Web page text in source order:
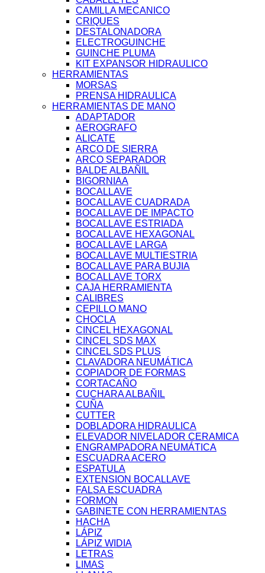
CAMILLA MECANICO
CRIQUES
DESTALONADORA
ELECTROGUINCHE
GUINCHE PLUMA
KIT EXPANSOR HIDRAULICO
HERRAMIENTAS
MORSAS
PRENSA HIDRAULICA
HERRAMIENTAS DE MANO
ADAPTADOR
AEROGRAFO
ALICATE
ARCO DE SIERRA
ARCO SEPARADOR
BALDE ALBAÑIL
BIGORNIAA
BOCALLAVE
BOCALLAVE CUADRADA
BOCALLAVE DE IMPACTO
BOCALLAVE ESTRIADA
BOCALLAVE HEXAGONAL
BOCALLAVE LARGA
BOCALLAVE MULTIESTRIA
BOCALLAVE PARA BUJIA
BOCALLAVE TORX
CAJA HERRAMIENTA
CALIBRES
CEPILLO MANO
CHOCLA
CINCEL HEXAGONAL
CINCEL SDS MAX
CINCEL SDS PLUS
CLAVADORA NEUMÁTICA
COPIADOR DE FORMAS
CORTACAÑO
CUCHARA ALBAÑIL
CUÑA
CUTTER
DOBLADORA HIDRAULICA
ELEVADOR NIVELADOR CERAMICA
ENGRAMPADORA NEUMÁTICA
ESCUADRA ACERO
ESPATULA
EXTENSION BOCALLAVE
FALSA ESCUADRA
FORMON
GABINETE CON HERRAMIENTAS
HACHA
LÁPIZ
LÁPIZ WIDIA
LETRAS
LIMAS